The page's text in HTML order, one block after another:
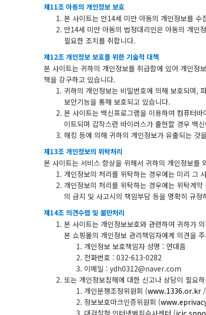
제11조 아동의 개인정보 보호
본 사이트는 만14세 미만 아동의 개인정보를 수
만14세 미만 아동의 법정대리인은 아동의 개인
필요한 조치를 취합니다.
제12조 개인정보 보호를 위한 기술적 대책
본 사이트는 귀하의 개인정보를 취급함에 있어 개인정
책을 강구하고 있습니다.
귀하의 개인정보는 비밀번호에 의해 보호되며,
보안기능을 통해 보호되고 있습니다.
본 사이트는 백신프로그램을 이용하여 컴퓨터
이트되며 갑작스런 바이러스가 출현할 경우 백
해킹 등에 의해 귀하의 개인정보가 유출되는 것
제13조 개인정보의 위탁처리
본 사이트는 서비스 향상을 위해서 귀하의 개인정보를
개인정보의 처리를 위탁하는 경우에는 미리 그
개인정보의 처리를 위탁하는 경우에는 위탁계
의 금지 및 사고시의 책임부담 등을 명확히 규
제14조 의견수렴 및 불만처리
본 사이트는 개인정보보호와 관련하여 귀하가
본 쇼핑몰의 개인정보 관리책임자에게 의견을
개인정보 보호책임자 성명 : 연대흠
전화번호 : 032-613-0282
이메일 : ydh0312@naver.com
또는 개인정보침해에 대한 신고나 상담이 필요
개인분쟁조정위원회 (www.1336.or.kr
정보보호마크인증위원회 (
대검찰청 인터넷범죄수사센터 (